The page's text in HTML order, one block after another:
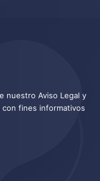
nuestro Aviso Legal y
fines informativos